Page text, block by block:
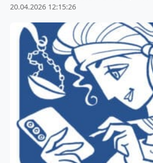
20.04.2026 12:15:26